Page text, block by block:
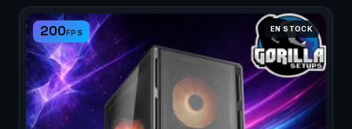
200FPS EN STOCK